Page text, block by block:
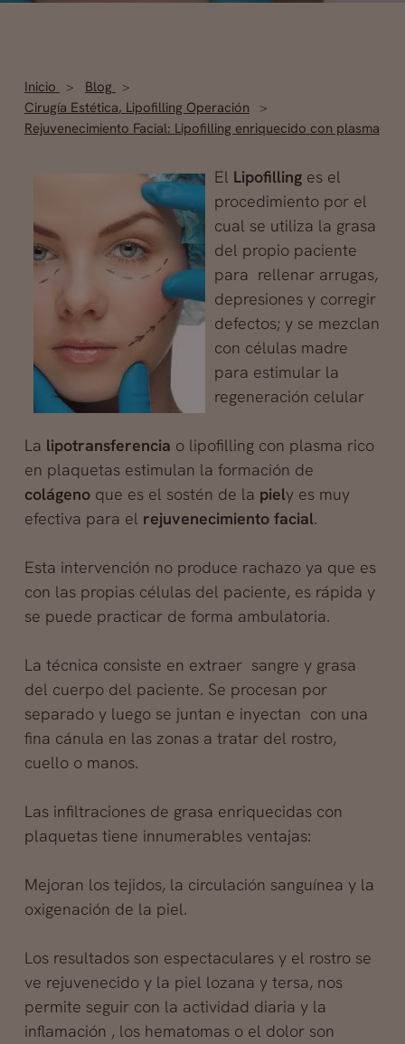
Inicio
Blog
Cirugía Estética, Lipofilling Operación
Rejuvenecimiento Facial: Lipofilling enriquecido con plasma
El Lipofillinges el
procedimiento por el
cual se utiliza la grasa
del propio paciente
para rellenar arrugas,
depresiones y corregir
defectos; y se mezclan
con células madre
para estimular la
regeneración celular
La lipotransferencia o lipofilling con plasma rico
en plaquetas estimulan la formación de
colágenoque es el sostén de la piely es muy
efectiva para el rejuvenecimiento facial.
Esta intervención no produce rachazo ya que es
con las propias células del paciente,es rápida y
se puede practicar de forma ambulatoria.
La técnica consiste en extraer sangre y grasa
del cuerpo del paciente. Se procesan por
separado y luego se juntan e inyectan con una
fina cánula en las zonas a tratar del rostro,
cuello o manos.
Las infiltraciones de grasa enriquecidas con
plaquetas tiene innumerables ventajas:
Mejoran los tejidos, la circulación sanguínea y la
oxigenación de la piel.
Los resultados son espectaculares y el rostro se
ve rejuvenecido y la piel lozana y tersa, nos
permite seguir con la actividad diaria y la
inflamación , los hematomas o el dolor son